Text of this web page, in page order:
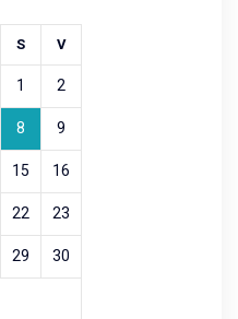
S V
1
2
8
9
15
16
22
23
29
30